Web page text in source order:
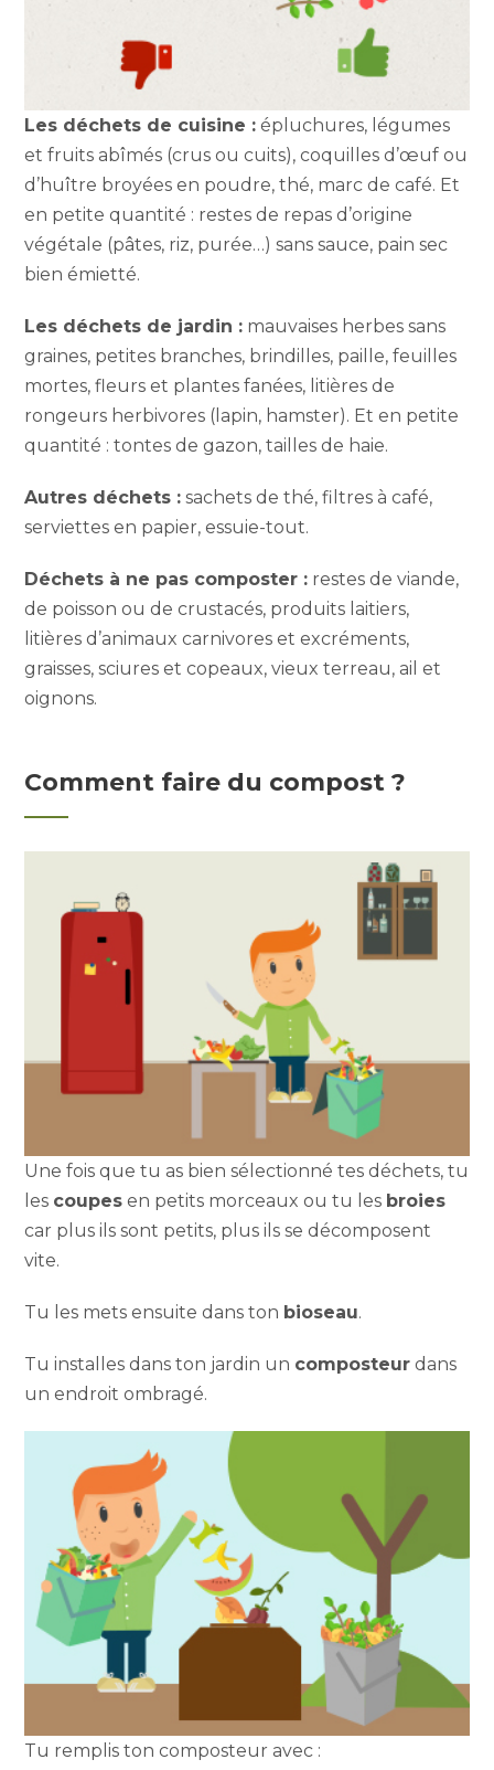
Les déchets de cuisine : épluchures, légumes
et fruits abîmés (crus ou cuits), coquilles d’œuf ou
d’huître broyées en poudre, thé, marc de café. Et
en petite quantité : restes de repas d’origine
végétale (pâtes, riz, purée…) sans sauce, pain sec
bien émietté.
Les déchets de jardin : mauvaises herbes sans
graines, petites branches, brindilles, paille, feuilles
mortes, fleurs et plantes fanées, litières de
rongeurs herbivores (lapin, hamster). Et en petite
quantité : tontes de gazon, tailles de haie.
Autres déchets : sachets de thé, filtres à café,
serviettes en papier, essuie-tout.
Déchets à ne pas composter : restes de viande,
de poisson ou de crustacés, produits laitiers,
litières d’animaux carnivores et excréments,
graisses, sciures et copeaux, vieux terreau, ail et
oignons.
Comment faire du compost ?
Une fois que tu as bien sélectionné tes déchets, tu
les coupes en petits morceaux ou tu les broies
car plus ils sont petits, plus ils se décomposent
vite.
Tu les mets ensuite dans ton bioseau.
Tu installes dans ton jardin un composteur dans
un endroit ombragé.
Tu remplis ton composteur avec :